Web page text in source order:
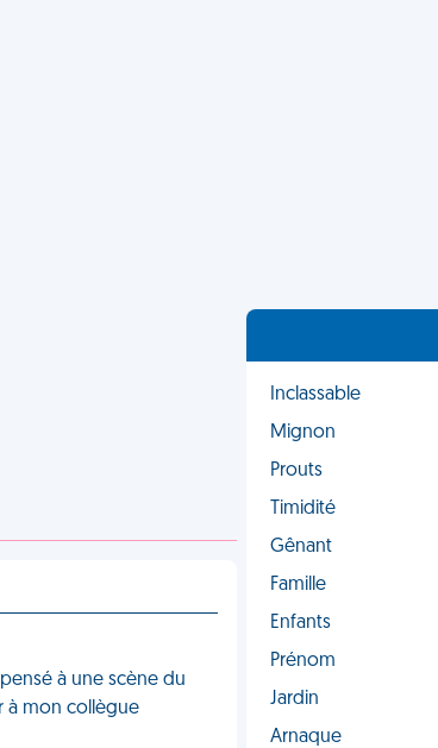
à une scène du
à mon collègue
Inclassable
Mignon
Prouts
Timidité
Gênant
Famille
Enfants
Prénom
Jardin
Arnaque